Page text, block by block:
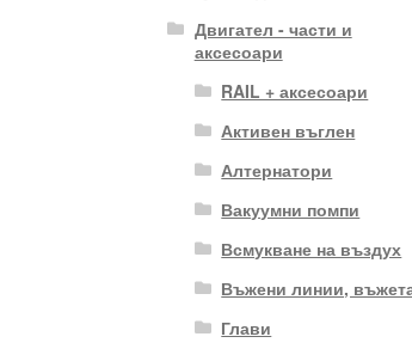
Двигател - части и
аксесоари
RAIL + аксесоари
Активен въглен
Алтернатори
Вакуумни помпи
Всмукване на въздух
Въжени линии,
Глави